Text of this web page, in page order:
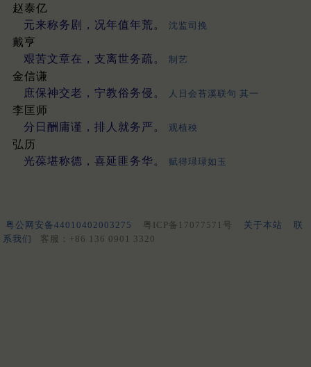
赵泰亿
元来称务剧，况年值年荒。
沈监司挽
戴亨
艰苦文章在，支离世务疏。
制艺
金信谦
庶保神交老，宁教俗务侵。
人日会苔溪联句 其一
李匡师
分日酬庸谨，排人就务严。
观植秧
弘历
光葆堪称德，喜延匪务华。
赋得琭琭如玉
粤公网安备44010402003275 粤ICP备17077571号 关于本站
联
系我们
客服：+86 136 0901 3320